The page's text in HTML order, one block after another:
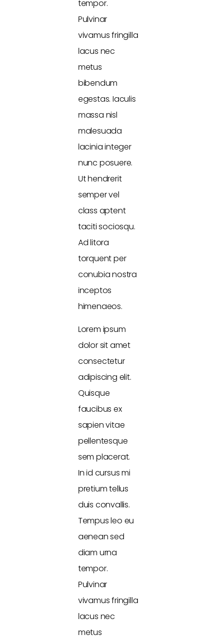
tempor.
Pulvinar
vivamus fringilla
lacus nec
metus
bibendum
egestas. Iaculis
massa nisl
malesuada
lacinia integer
nunc posuere.
Ut hendrerit
semper vel
class aptent
taciti sociosqu.
Ad litora
torquent per
conubia nostra
inceptos
himenaeos.
Lorem ipsum
dolor sit amet
consectetur
adipiscing elit.
Quisque
faucibus ex
sapien vitae
pellentesque
sem placerat.
In id cursus mi
pretium tellus
duis convallis.
Tempus leo eu
aenean sed
diam urna
tempor.
Pulvinar
vivamus fringilla
lacus nec
metus